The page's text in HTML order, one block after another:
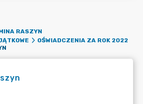
RASZYN
OŚWIADCZENIA ZA ROK 2022